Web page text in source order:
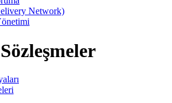
Network)